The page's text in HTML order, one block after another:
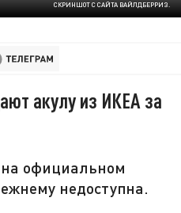
СКРИНШОТ С САЙТА ВАЙЛДБЕРРИЗ.
акулу из ИКЕА за
официальном
недоступна.